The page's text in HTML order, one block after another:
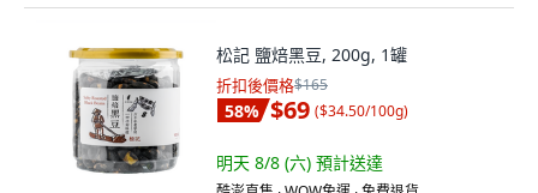
松記 鹽焙黑豆, 200g, 1罐
折扣後價格$165
58% $69 ($34.50/100g)
明天 8/8 (六) 預計送達